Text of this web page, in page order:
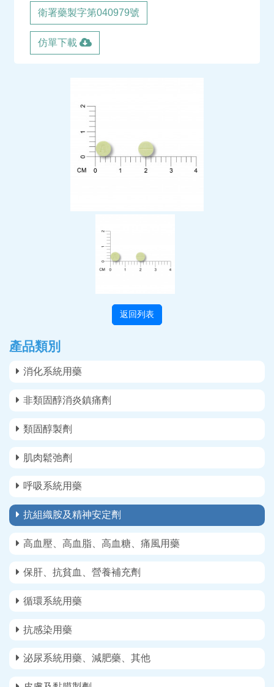
衛署藥製字第040979號
仿單下載
返回列表
產品類別
消化系統用藥
非類固醇消炎鎮痛劑
類固醇製劑
肌肉鬆弛劑
呼吸系統用藥
抗組織胺及精神安定劑
高血壓、高血脂、高血糖、痛風用藥
保肝、抗貧血、營養補充劑
循環系統用藥
抗感染用藥
泌尿系統用藥、減肥藥、其他